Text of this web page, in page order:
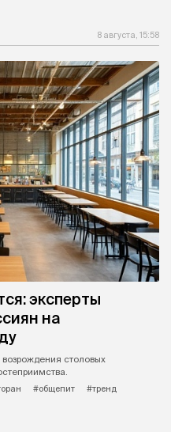
8 августа, 15:58
эксперты
на
столовых
#общепит
#тренд